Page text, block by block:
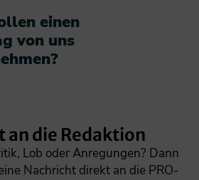
einen
von uns
an die Redaktion
Lob oder Anregungen? Dann
Nachricht direkt an die PRO-